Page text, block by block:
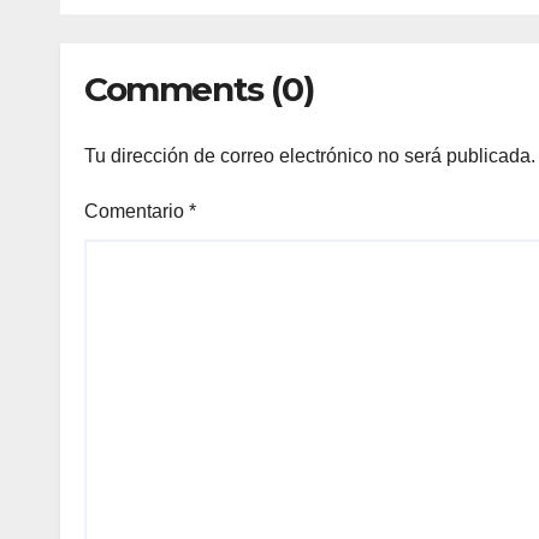
Comments (0)
Tu dirección de correo electrónico no será publicada.
Comentario *